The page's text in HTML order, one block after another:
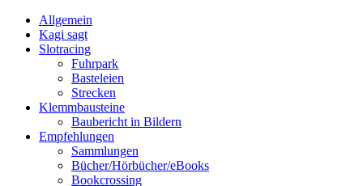
Allgemein
Kagi sagt
Slotracing
Fuhrpark
Basteleien
Strecken
Klemmbausteine
Baubericht in Bildern
Empfehlungen
Sammlungen
Bücher/Hörbücher/eBooks
Bookcrossing